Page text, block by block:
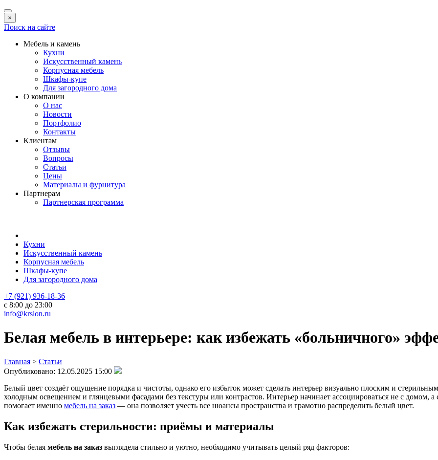
×
Поиск на сайте
Мебель и камень
Кухни
Искусственный камень
Корпусная мебель
Шкафы-купе
Для загородного дома
О компании
О нас
Новости
Портфолио
Контакты
Клиентам
Отзывы
Вопросы
Статьи
Цены
Материалы и фурнитура
Партнерам
Партнерская программа
Кухни
Искусственный камень
Корпусная мебель
Шкафы-купе
Для загородного дома
+7 (921) 936-18-36
с 8:00 до 23:00
info@krslon.ru
Белая мебель в интерьере: как избежать «больничного»
Главная > Статьи
Опубликовано: 12.05.2025 15:00
Белый цвет создаёт ощущение порядка и чистоты, однако его избыток может сделать интерьер визуально плоским и
холодным освещением и глянцевыми фасадами без текстуры или контрастов. Интерьер начинает ассоциироваться не с домом,
помогает именно мебель на заказ — она позволяет учесть все нюансы пространства и грамотно распределить белый цвет.
Как избежать стерильности: приёмы и материалы
Чтобы белая мебель на заказ выглядела стильно и уютно, необходимо учитывать целый ряд факторов: